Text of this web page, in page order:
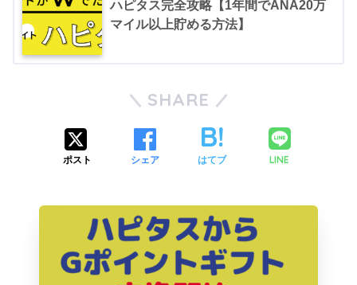
ハピタス完全攻略【1年間でANA20万
マイル以上貯める方法】
SHARE
ポスト シェア はてブ LINE